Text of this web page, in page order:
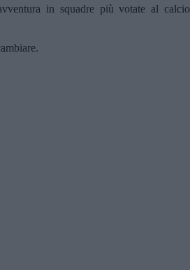
in squadre più votate al calcio